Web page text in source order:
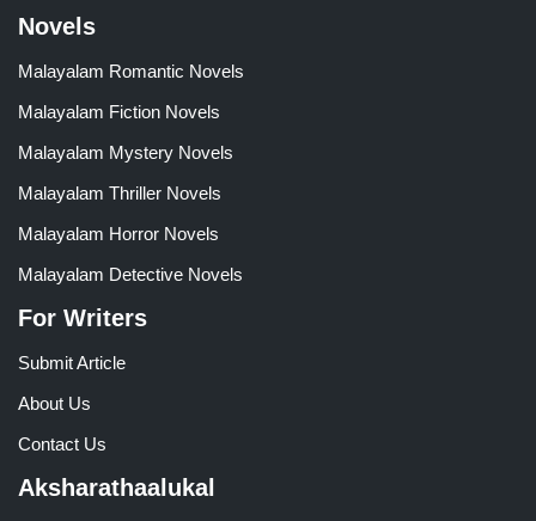
Novels
Malayalam Romantic Novels
Malayalam Fiction Novels
Malayalam Mystery Novels
Malayalam Thriller Novels
Malayalam Horror Novels
Malayalam Detective Novels
For Writers
Submit Article
About Us
Contact Us
Aksharathaalukal